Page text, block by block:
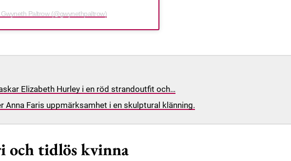
Paltrow (@gwynethpaltrow)
Elizabeth Hurley i en röd strandoutfit och…
Anna Faris uppmärksamhet i en skulptural klänning.
och tidlös kvinna